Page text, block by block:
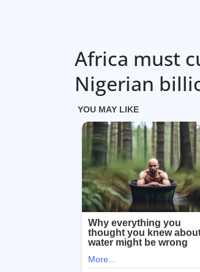
Africa must
Nigerian